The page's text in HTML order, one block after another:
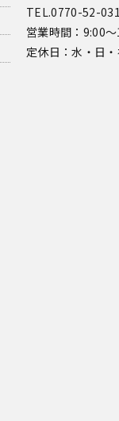
TEL.0770-52-
営業時間：9:00
定休日：水・日